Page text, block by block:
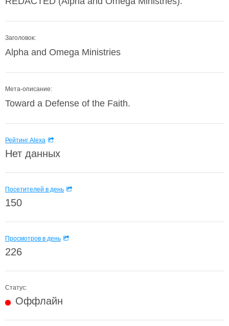
Заголовок:
Alpha and Omega Ministries
Мета-описание:
Toward a Defense of the Faith.
Рейтинг Alexa
Нет данных
Посетителей в день
150
Просмотров в день
226
Статус:
Оффлайн